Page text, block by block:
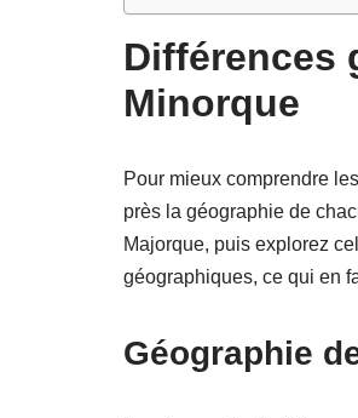
Différences
Minorque
Pour mieux comprendre
près la géographie de
Majorque, puis explorez
géographiques, ce qui en
Géographie